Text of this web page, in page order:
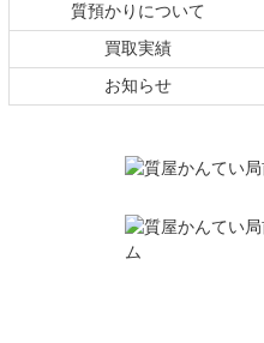
質預かりについて
買取実績
お知らせ